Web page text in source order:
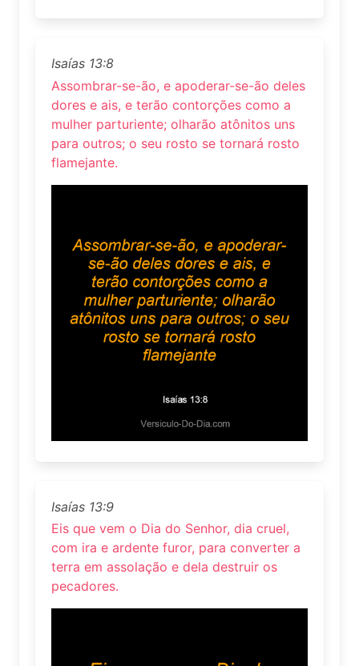
Isaías 13:8
Assombrar-se-ão, e apoderar-se-ão deles
dores e ais, e terão contorções como a
mulher parturiente; olharão atônitos uns
para outros; o seu rosto se tornará rosto
flamejante.
Isaías 13:9
Eis que vem o Dia do Senhor, dia cruel,
com ira e ardente furor, para converter a
terra em assolação e dela destruir os
pecadores.